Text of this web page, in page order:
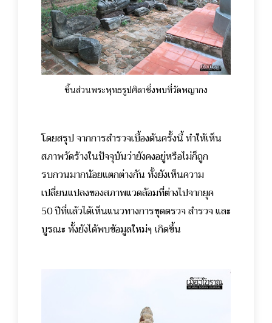
ชิ้นส่วนพระพุทธรูปศิลาซึ่งพบที่วัดพญากง
โดยสรุป จากการสำรวจเบื้องต้นครั้งนี้ ทำให้เห็น
สภาพวัดร้างในปัจจุบันว่ายังคงอยู่หรือไม่ก็ถูก
รบกวนมากน้อยแตกต่างกัน ทั้งยังเห็นความ
เปลี่ยนแปลงของสภาพแวดล้อมที่ต่างไปจากยุค
50 ปีที่แล้วได้เห็นแนวทางการขุดตรวจ สำรวจ และ
บูรณะ ทั้งยังได้พบข้อมูลใหม่ๆ เกิดขึ้น